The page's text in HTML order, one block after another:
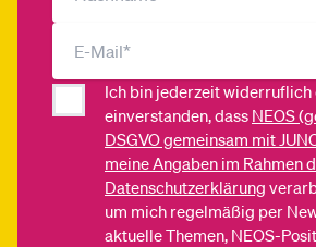
Ich bin jederzeit
einverstanden, dass NEOS
DSGVO gemeinsam mit
meine Angaben im Rahmen
Datenschutzerklärung
um mich regelmäßig per
aktuelle Themen, NEOS-